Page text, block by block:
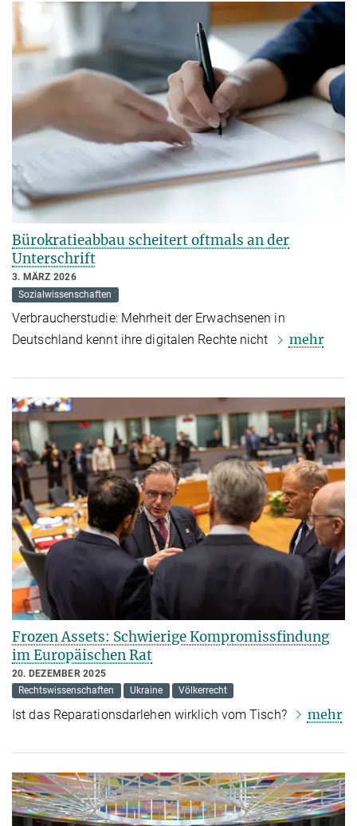
Bürokratieabbau scheitert oftmals an der
Unterschrift
3. MÄRZ 2026
Sozialwissenschaften
Verbraucherstudie: Mehrheit der Erwachsenen in
Deutschland kennt ihre digitalen Rechte nicht
mehr
Frozen Assets: Schwierige Kompromissfindung
im Europäischen Rat
20. DEZEMBER 2025
Rechtswissenschaften
Ukraine Völkerrecht
Ist das Reparationsdarlehen wirklich vom Tisch? mehr